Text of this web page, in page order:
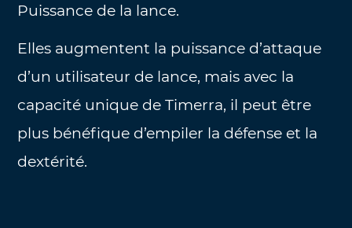
Puissance de la lance.
Elles augmentent la puissance d’attaque
d’un utilisateur de lance, mais avec la
capacité unique de Timerra, il peut être
plus bénéfique d’empiler la défense et la
dextérité.